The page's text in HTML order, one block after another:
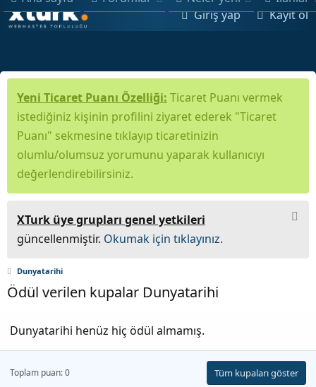
Giriş yap Kayıt ol
Yeni Ticaret Puanı Özelliği: Ticaret Puanı vermek
istediğiniz kişinin profilini ziyaret ederek "Ticaret
Puanı" sekmesine tıklayıp ticaretinizin
olumlu/olumsuz yorumunu yaparak kullanıcıyı
değerlendirebilirsiniz.
XTurk üye grupları genel yetkileri
güncellenmiştir. Okumak için tıklayınız.
Dunyatarihi
Ödül verilen kupalar Dunyatarihi
Dunyatarihi henüz hiç ödül almamış.
Toplam puan: 0 Tüm kupaları göster